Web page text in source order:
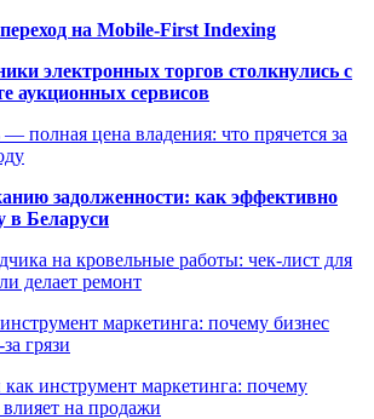
на Mobile-First Indexing
электронных торгов столкнулись с
аукционных сервисов
полная цена владения: что прячется за
задолженности: как эффективно
в Беларуси
на кровельные работы: чек-лист для
делает ремонт
маркетинга: почему бизнес
грязи
инструмент маркетинга: почему
на продажи